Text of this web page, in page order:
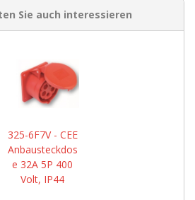
Sie auch interessieren
325-6F7V - CEE
Anbausteckdos
e 32A 5P 400
Volt, IP44